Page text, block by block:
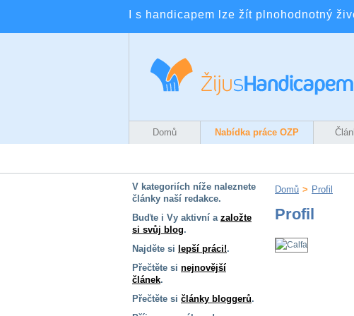
I s handicapem lze žít plnohodnotný
Domů Nabídka práce OZP
V kategoriích níže naleznete
články naší redakce.
Buďte i Vy aktivní a založte
si svůj blog.
Najděte si lepší práci!.
Přečtěte si nejnovější
článek.
Přečtěte si články bloggerů.
Domů > Profil
Profil